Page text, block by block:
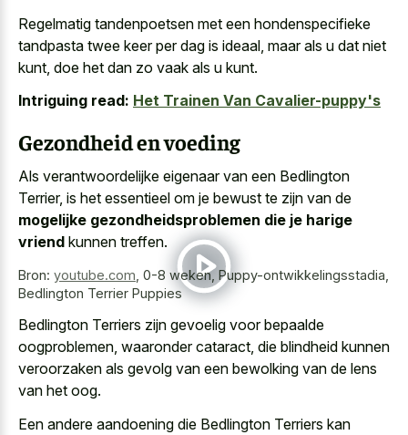
Regelmatig tandenpoetsen met een hondenspecifieke
tandpasta twee keer per dag is ideaal, maar als u dat niet
kunt, doe het dan zo vaak als u kunt.
Intriguing read: Het Trainen Van Cavalier-puppy's
Gezondheid en voeding
Als verantwoordelijke eigenaar van een Bedlington
Terrier, is het essentieel om je bewust te zijn van de
mogelijke gezondheidsproblemen die je harige
vriend kunnen treffen.
Bron: youtube.com 0-8 weken, Puppy-ontwikkelingsstadia,
Bedlington Terrier Puppies
Bedlington Terriers zijn gevoelig voor bepaalde
oogproblemen, waaronder cataract, die blindheid kunnen
veroorzaken als gevolg van een bewolking van de lens
van het oog.
Een andere aandoening die Bedlington Terriers kan